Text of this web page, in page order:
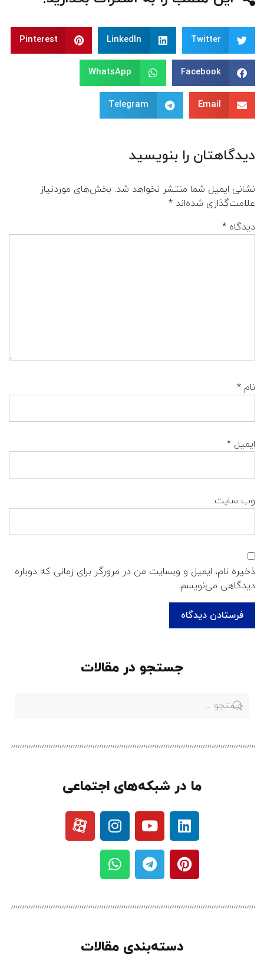
Twitter
LinkedIn
Pinterest
Facebook
WhatsApp
Email
Telegram
دیدگاهتان را بنویسید
نشانی ایمیل شما منتشر نخواهد شد. بخش‌های موردنیاز
علامت‌گذاری شده‌اند *
دیدگاه *
نام *
ایمیل *
وب‌ سایت
ذخیره نام، ایمیل و وبسایت من در مرورگر برای زمانی که دوباره
دیدگاهی می‌نویسم.
جستجو در مقالات
ما در شبکه‌های اجتماعی
دسته‌بندی مقالات